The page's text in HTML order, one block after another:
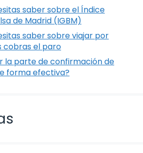
saber sobre el Índice
de Madrid (IGBM)
saber sobre viajar por
cobras el paro
la parte de confirmación de
forma efectiva?